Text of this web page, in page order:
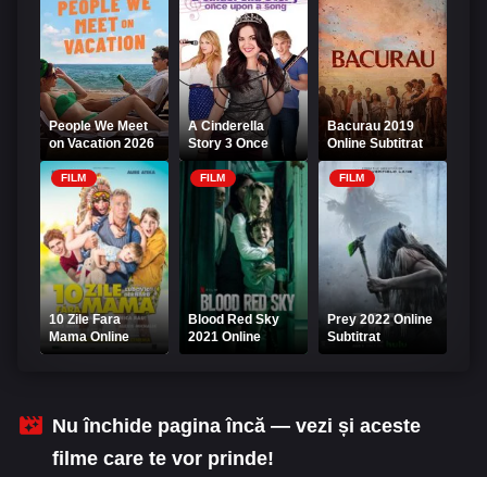
People We Meet
on Vacation 2026
Online Subtitrat
A Cinderella
Story 3 Once
Upon a Song
Online Subtitrat
Bacurau 2019
Online Subtitrat
FILM
10 Zile Fara
Mama Online
Subtitrat
FILM
Blood Red Sky
2021 Online
Subtitrat - Un Cer
FILM
Prey 2022 Online
Subtitrat
Nu închide pagina încă — vezi și aceste
filme care te vor prinde!